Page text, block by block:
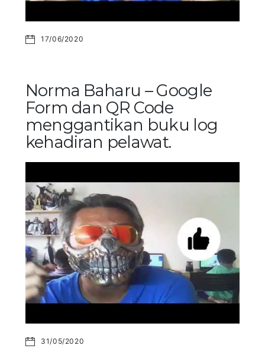
17/06/2020
Norma Baharu – Google
Form dan QR Code
menggantikan buku log
kehadiran pelawat.
31/05/2020